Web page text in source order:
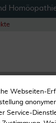
zur
Webseiten-
Service-